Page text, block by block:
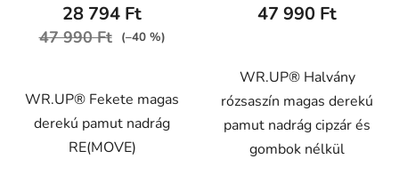
28 794 Ft
47 990 Ft (–40 %)
WR.UP® Fekete magas
derekú pamut nadrág
RE(MOVE)
47 990 Ft
WR.UP® Halvány
rózsaszín magas derekú
pamut nadrág cipzár és
gombok nélkül